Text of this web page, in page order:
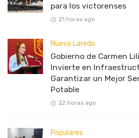
para los victorenses
21 horas ago
Nuevo Laredo
Gobierno de Carmen
Invierte en
Garantizar un Mejor
Potable
22 horas ago
Populares